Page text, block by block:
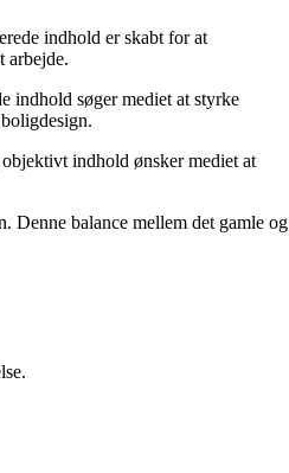
indhold er skabt for at
arbejde.
indhold søger mediet at styrke
indhold ønsker mediet at
Denne balance mellem det gamle og